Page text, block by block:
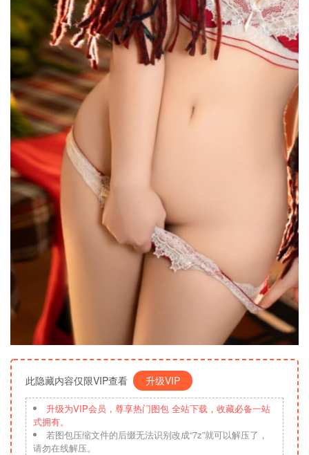
此隐藏内容仅限VIP查看 升级VIP
升级为VIP会员，尊享热门图包 全站下载，收藏必备一站
式拥有。
若图包压缩文件的后缀无法识别改成“7z”就可以解压了，
请勿在线解压。